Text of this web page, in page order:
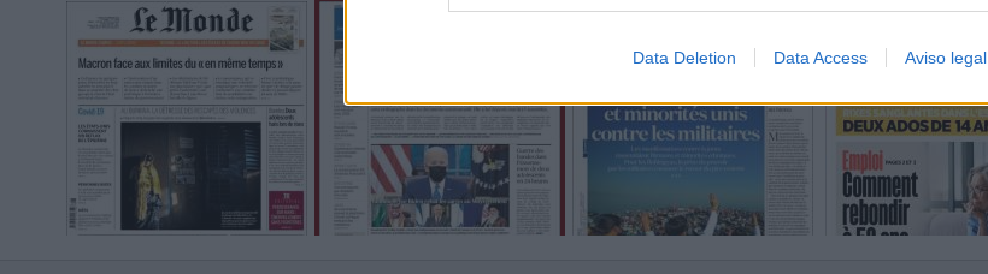
Data Deletion Data Access Aviso legal